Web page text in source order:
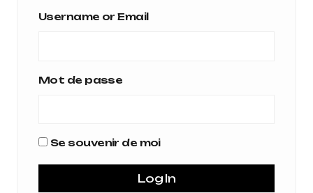
Username or Email
Mot de passe
Se souvenir de moi